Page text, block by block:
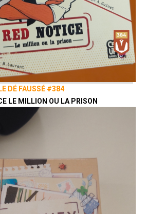
LE DÉ FAUSSÉ #384
LE MILLION OU LA PRISON